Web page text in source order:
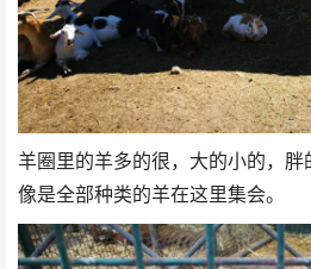
羊圈里的羊多的很，大的小的，
像是全部种类的羊在这里集会。